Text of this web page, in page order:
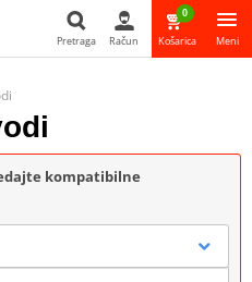
Pretraga Račun
0
Košarica Meni
kompatibilne